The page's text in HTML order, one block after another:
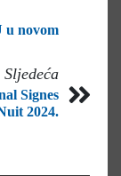
u novom
Sljedeća
Signes
2024.